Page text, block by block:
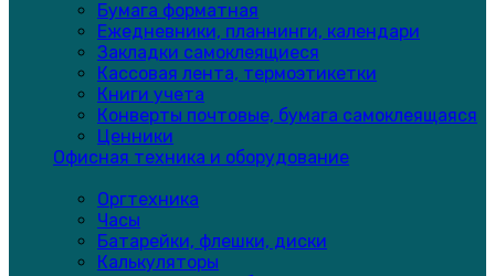
Бумага форматная
Ежедневники, планнинги, календари
Закладки самоклеящиеся
Кассовая лента, термоэтикетки
Книги учета
Конверты почтовые, бумага самоклеящаяся
Ценники
Офисная техника и оборудование
Оргтехника
Часы
Батарейки, флешки, диски
Калькуляторы